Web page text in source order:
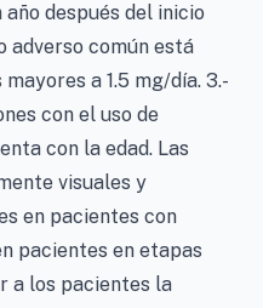
después del inicio
común está
a 1.5 mg/día. 3.-
con el uso de
con la edad. Las
visuales y
en pacientes con
pacientes en etapas
a los pacientes la